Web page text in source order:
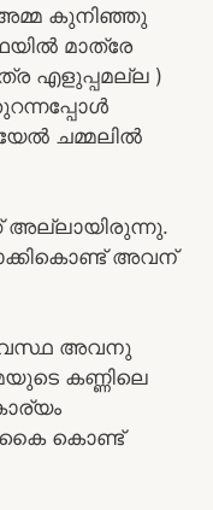
അമ്മ കുനിഞ്ഞു
മാത്രേ
എളുപ്പമല്ല )
ചമ്മലിൽ
അവന്
അവനു
കണ്ണിലെ
കൈ കൊണ്ട്